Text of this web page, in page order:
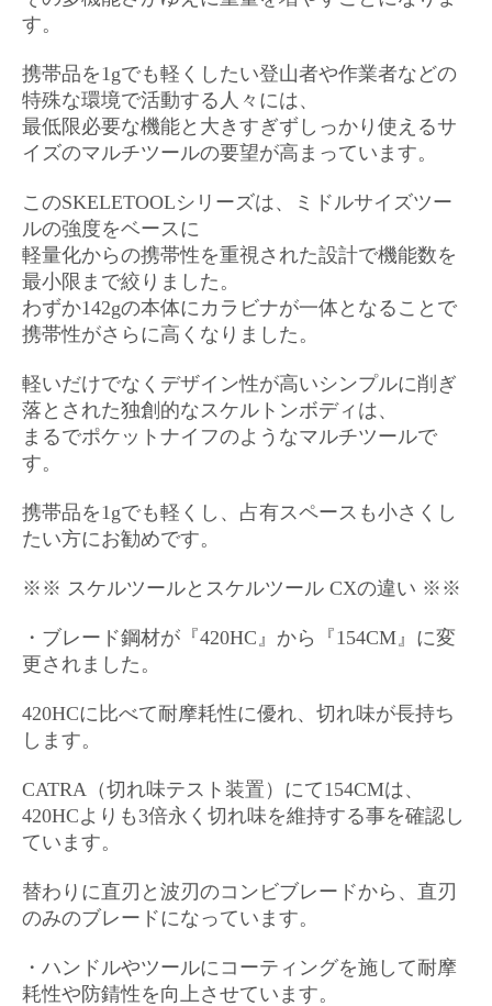
す。
携帯品を1gでも軽くしたい登山者や作業者などの
特殊な環境で活動する人々には、
最低限必要な機能と大きすぎずしっかり使えるサ
イズのマルチツールの要望が高まっています。
このSKELETOOLシリーズは、ミドルサイズツー
ルの強度をベースに
軽量化からの携帯性を重視された設計で機能数を
最小限まで絞りました。
わずか142gの本体にカラビナが一体となることで
携帯性がさらに高くなりました。
軽いだけでなくデザイン性が高いシンプルに削ぎ
落とされた独創的なスケルトンボディは、
まるでポケットナイフのようなマルチツールで
す。
携帯品を1gでも軽くし、占有スペースも小さくし
たい方にお勧めです。
※※ スケルツールとスケルツール CXの違い ※※
・ブレード鋼材が『420HC』から『154CM』に変
更されました。
420HCに比べて耐摩耗性に優れ、切れ味が長持ち
します。
CATRA（切れ味テスト装置）にて154CMは、
420HCよりも3倍永く切れ味を維持する事を確認し
ています。
替わりに直刃と波刃のコンビブレードから、直刃
のみのブレードになっています。
・ハンドルやツールにコーティングを施して耐摩
耗性や防錆性を向上させています。